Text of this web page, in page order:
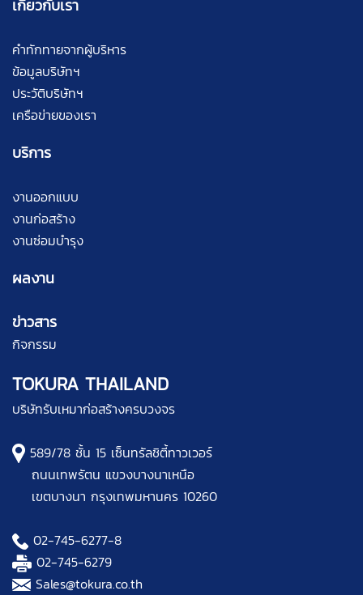
เกี่ยวกับเรา
คำทักทายจากผู้บริหาร
ข้อมูลบริษัทฯ
ประวัติบริษัทฯ
เครือข่ายของเรา
บริการ
งานออกแบบ
งานก่อสร้าง
งานซ่อมบำรุง
ผลงาน
ข่าวสาร
กิจกรรม
TOKURA THAILAND
บริษัทรับเหมาก่อสร้างครบวงจร
589/78 ชั้น 15 เซ็นทรัลชิตี้ทาวเวอร์
ถนนเทพรัตน แขวงบางนาเหนือ
เขตบางนา กรุงเทพมหานคร 10260
02-745-6277-8
02-745-6279
Sales@tokura.co.th